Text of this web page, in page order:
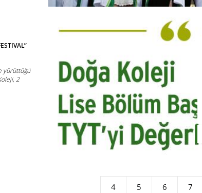
yürüttüğü
2
4 5 6 7